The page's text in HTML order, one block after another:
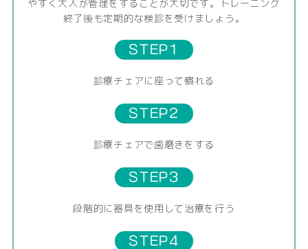
やすく大人が管理をすることが大切です。トレーニング
終了後も定期的な検診を受けましょう。
STEP1
診療チェアに座って慣れる
STEP2
診療チェアで歯磨きをする
STEP3
段階的に器具を使用して治療を行う
STEP4